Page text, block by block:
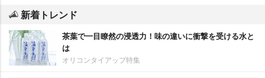
新着トレンド
茶葉で一目瞭然の浸透力！味の違いに衝撃を受ける水と
は
オリコンタイアップ特集